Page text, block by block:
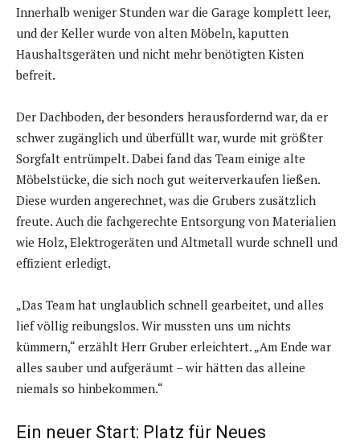
Innerhalb weniger Stunden war die Garage komplett leer,
und der Keller wurde von alten Möbeln, kaputten
Haushaltsgeräten und nicht mehr benötigten Kisten
befreit.
Der Dachboden, der besonders herausfordernd war, da er
schwer zugänglich und überfüllt war, wurde mit größter
Sorgfalt entrümpelt. Dabei fand das Team einige alte
Möbelstücke, die sich noch gut weiterverkaufen ließen.
Diese wurden angerechnet, was die Grubers zusätzlich
freute. Auch die fachgerechte Entsorgung von Materialien
wie Holz, Elektrogeräten und Altmetall wurde schnell und
effizient erledigt.
„Das Team hat unglaublich schnell gearbeitet, und alles
lief völlig reibungslos. Wir mussten uns um nichts
kümmern,“ erzählt Herr Gruber erleichtert. „Am Ende war
alles sauber und aufgeräumt – wir hätten das alleine
niemals so hinbekommen.“
Ein neuer Start: Platz für Neues